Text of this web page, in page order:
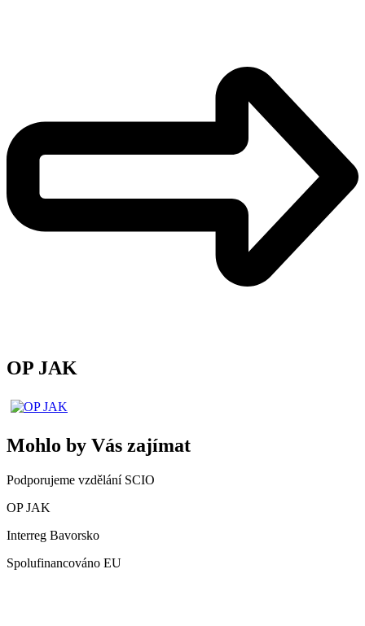
OP JAK
Mohlo by Vás zajímat
Podporujeme vzdělání SCIO
OP JAK
Interreg Bavorsko
Spolufinancováno EU